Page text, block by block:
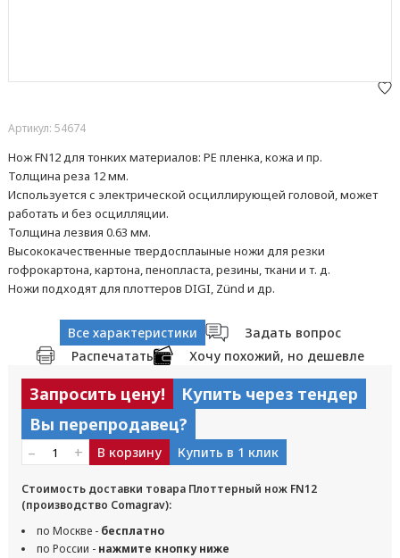
Артикул: 54674
Нож FN12 для тонких материалов: PE пленка, кожа и пр.
Толщина реза 12 мм.
Используется с электрической осциллирующей головой, может
работать и без осцилляции.
Толщина лезвия 0.63 мм.
Высококачественные твердосплаыные ножи для резки
гофрокартона, картона, пенопласта, резины, ткани и т. д.
Ножи подходят для плоттеров DIGI, Zünd и др.
Все характеристики
Задать вопрос
Распечатать
Хочу похожий, но дешевле
Запросить цену!
Купить через тендер
Вы перепродавец?
– + В корзину Купить в 1 клик
Стоимость доставки товара Плоттерный нож FN12
(производство Comagrav):
по Москве - бесплатно
по России - нажмите кнопку ниже